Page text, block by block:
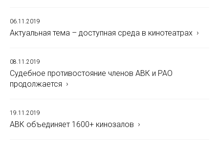
06.11.2019
Актуальная тема – доступная среда в кинотеатрах
08.11.2019
Судебное противостояние членов АВК и РАО
продолжается
19.11.2019
АВК объединяет 1600+ кинозалов